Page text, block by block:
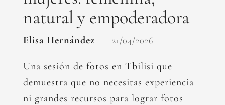
natural y empoderadora
Elisa Hernández 21/04/2026
Una sesión de fotos en Tbilisi que
demuestra que no necesitas experiencia
ni grandes recursos para lograr fotos